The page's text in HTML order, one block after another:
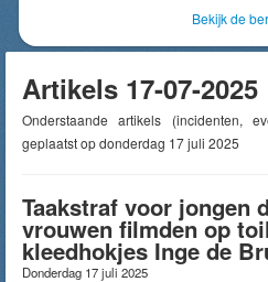
Bekijk de
Artikels 17-07-2025
Onderstaande artikels (incidenten,
geplaatst op donderdag 17 juli 2025
Taakstraf voor jongen
vrouwen filmden op
kleedhokjes Inge de
Donderdag 17 juli 2025